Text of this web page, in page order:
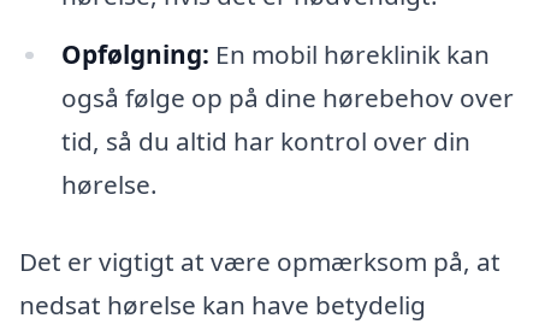
Opfølgning: En mobil høreklinik kan
også følge op på dine hørebehov over
tid, så du altid har kontrol over din
hørelse.
Det er vigtigt at være opmærksom på, at
nedsat hørelse kan have betydelig